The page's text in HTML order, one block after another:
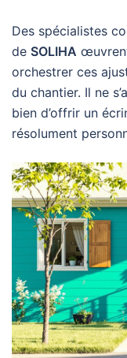
Des spécialistes
de SOLIHA
orchestrer ces
du chantier. Il ne
bien d’offrir un
résolument